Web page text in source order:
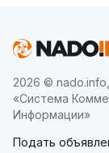
2026 ©
«Система
Информации»
Подать